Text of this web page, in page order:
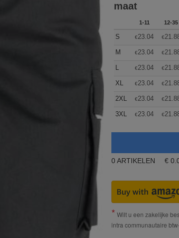
maat
1-11 12-35
S €23.04 €
M €23.04 €
L €23.04 €
XL €23.04 €
2XL €23.04 €
3XL €23.04 €
0 ARTIKELEN €
Wilt u een zakelijke
intra communautaire